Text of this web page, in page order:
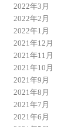
2022年3月
2022年2月
2022年1月
2021年12月
2021年11月
2021年10月
2021年9月
2021年8月
2021年7月
2021年6月